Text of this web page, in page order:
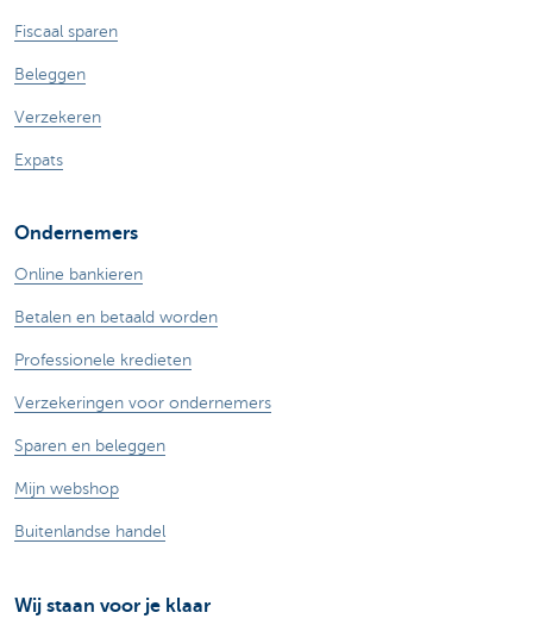
Fiscaal sparen
Beleggen
Verzekeren
Expats
Ondernemers
Online bankieren
Betalen en betaald worden
Professionele kredieten
Verzekeringen voor ondernemers
Sparen en beleggen
Mijn webshop
Buitenlandse handel
Wij staan voor je klaar